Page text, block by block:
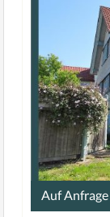
Auf Anfrage